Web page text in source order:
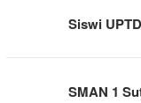
Siswi
SMAN 1